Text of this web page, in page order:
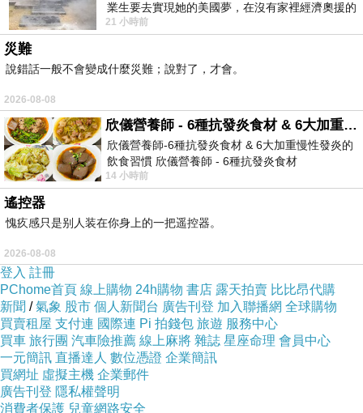
她們都知道需要冷藏的乳製品一向不耐放，可自我的女人
卻總愛點上她自己最愛的甜品作為讓戀人久等的賠罪。
晨落晴其實並不討厭乳酪蛋糕，她只是單純的並不嗜甜。
更何況女人偏愛的蛋糕從來都不在她的最愛名單裡。
拎起自己那只三千日圓不到的過季包，她索性直接坐到吧
檯前對著那張還帶有幾分稚氣的小臉微笑著說道：「幫我沖一
杯熱拿鐵吧。」
「不加糖對嗎？」
「不愧是小露比，謝啦。」看著女孩靦腆的模樣，晨落晴
不禁笑得像個親切的鄰家姐姐一般，在平時她可不一定能夠看
起來這麼友善。
特別是有些女人莫名其妙的佔有慾，說起來簡直可怕得驚
人。
「如果再過一個小時還不出現，我是不是能夠直接申請回
家睡覺？」晨落晴忍不住小聲叨念著，即便鼻腔裡充斥著濃厚
業生要去實現她的美國夢，在沒有家裡經濟奧援的
情況下，靠著自我努力工作累積出國基
21 小時前
災難
說錯話一般不會變成什麼災難；說對了，才會。
2026-08-08
欣儀營養師 - 6種抗發炎食材 & 6大加重慢性發炎的飲食習慣
欣儀營養師-6種抗發炎食材 & 6大加重慢性發炎的
飲食習慣 欣儀營養師 - 6種抗發炎食材
https://www.facebook.com/photo/?fbid=147
14 小時前
遙控器
愧疚感只是别人装在你身上的一把遥控器。
2026-08-08
登入 註冊
PChome首頁 線上購物 24h購物 書店 露天拍賣 比比昂代購
新聞 /氣象 股市 個人新聞台 廣告刊登 加入聯播網 全球購物
買賣租屋 支付連 國際連 Pi 拍錢包 旅遊 服務中心
買車 旅行團 汽車險推薦 線上麻將 雜誌 星座命理 會員中心
一元簡訊 直播達人 數位憑證 企業簡訊
買網址 虛擬主機 企業郵件
廣告刊登 隱私權聲明
消費者保護 兒童網路安全